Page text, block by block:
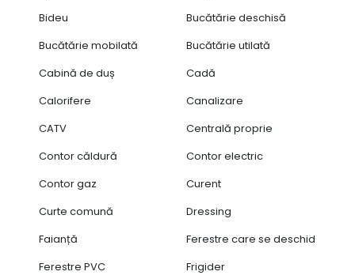
Bideu
Bucătărie deschisă
Bucătărie mobilată
Bucătărie utilată
Cabină de duș
Cadă
Calorifere
Canalizare
CATV
Centrală proprie
Contor căldură
Contor electric
Contor gaz
Curent
Curte comună
Dressing
Faianță
Ferestre care se deschid
Ferestre PVC
Frigider